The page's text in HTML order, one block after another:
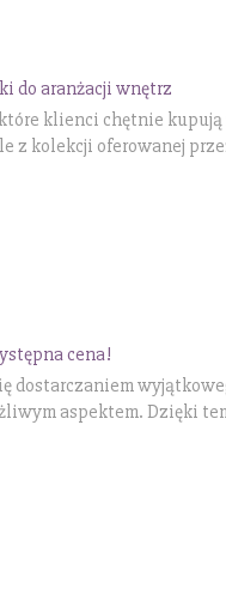
do aranżacji wnętrz
klienci chętnie
z kolekcji oferowanej
cena!
dostarczaniem
aspektem. Dzięki